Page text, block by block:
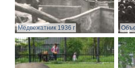
Медвежатник 1936 г